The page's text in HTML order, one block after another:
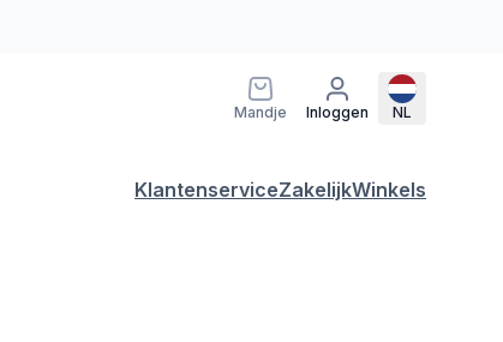
Mandje Inloggen NL
KlantenserviceZakelijkWinkels